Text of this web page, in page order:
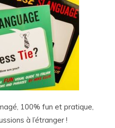
100% fun et pratique,
à l’étranger !